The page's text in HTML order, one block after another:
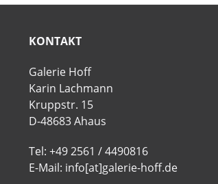
KONTAKT
Galerie Hoff
Karin Lachmann
Kruppstr. 15
D-48683 Ahaus
Tel: +49 2561 / 4490816
E-Mail: info[at]galerie-hoff.de